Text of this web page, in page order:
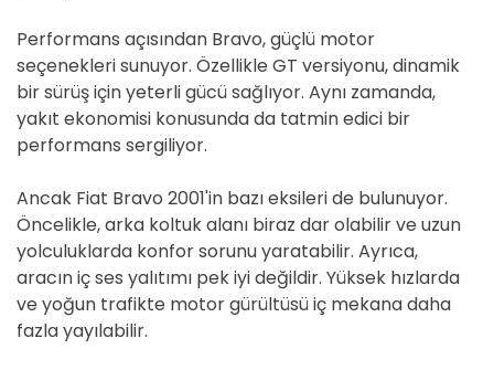
Performans açısından Bravo, güçlü motor
seçenekleri sunuyor. Özellikle GT versiyonu, dinamik
bir sürüş için yeterli gücü sağlıyor. Aynı zamanda,
yakıt ekonomisi konusunda da tatmin edici bir
performans sergiliyor.
Ancak Fiat Bravo 2001'in bazı eksileri de bulunuyor.
Öncelikle, arka koltuk alanı biraz dar olabilir ve uzun
yolculuklarda konfor sorunu yaratabilir. Ayrıca,
aracın iç ses yalıtımı pek iyi değildir. Yüksek hızlarda
ve yoğun trafikte motor gürültüsü iç mekana daha
fazla yayılabilir.